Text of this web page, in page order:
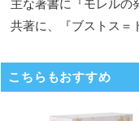
主な著書に『モレルの
共著に、『ブストス＝
こちらもおすすめ